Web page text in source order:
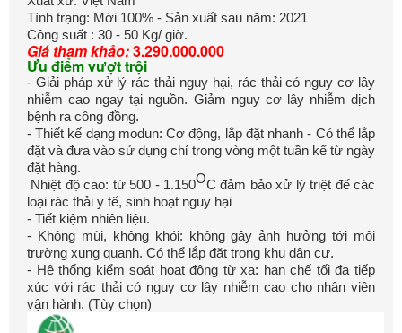
Tình trạng: Mới 100% - Sản xuất sau năm: 2021
Công suất : 30 - 50 Kg/ giờ.
Giá tham khảo:3.290.000.000
Ưu điểm vượt trội
- Giải pháp xử lý rác thải nguy hại, rác thải có nguy cơ lây
nhiễm cao ngay tại nguồn. Giảm nguy cơ lây nhiễm dịch
bệnh ra công đồng.
- Thiết kế dạng modun: Cơ động, lắp đặt nhanh - Có thể lắp
đặt và đưa vào sử dụng chỉ trong vòng một tuần kể từ ngày
đặt hàng.
Nhiệt độ cao: từ 500 - 1.150OC đảm bảo xử lý triệt để các
loại rác thải y tế, sinh hoạt nguy hại
- Tiết kiệm nhiên liệu.
- Không mùi, không khói: không gây ảnh hưởng tới môi
trường xung quanh. Có thể lắp đặt trong khu dân cư.
- Hệ thống kiểm soát hoạt động từ xa: hạn chế tối đa tiếp
xúc với rác thải có nguy cơ lây nhiễm cao cho nhân viên
vận hành. (Tùy chọn)